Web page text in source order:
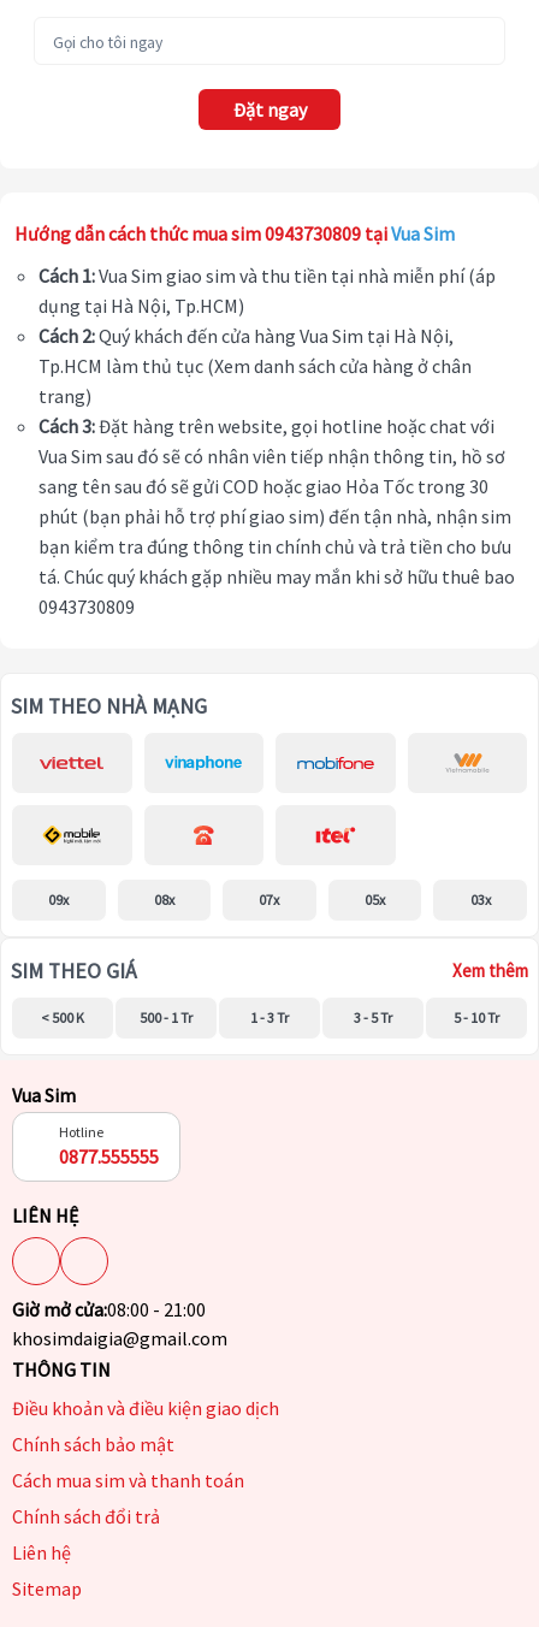
Đặt ngay
Hướng dẫn cách thức mua sim 0943730809 tạiVua Sim
Cách 1:Vua Sim giao sim và thu tiền tại nhà miễn phí (áp
dụng tại Hà Nội, Tp.HCM)
Cách 2:Quý khách đến cửa hàng Vua Sim tại Hà Nội,
Tp.HCM làm thủ tục (Xem danh sách cửa hàng ở chân
trang)
Cách 3:Đặt hàng trên website, gọi hotline hoặc chat với
Vua Sim sau đó sẽ có nhân viên tiếp nhận thông tin, hồ sơ
sang tên sau đó sẽ gửi COD hoặc giao Hỏa Tốc trong 30
phút (bạn phải hỗ trợ phí giao sim) đến tận nhà, nhận sim
bạn kiểm tra đúng thông tin chính chủ và trả tiền cho bưu
tá. Chúc quý khách gặp nhiều may mắn khi sở hữu thuê bao
0943730809
SIM THEO NHÀ MẠNG
09x 08x 07x 05x 03x
SIM THEO GIÁ Xem thêm
< 500 K 500 - 1 Tr 1 - 3 Tr 3 - 5 Tr 5 - 10 Tr
Vua Sim
Hotline
0877.555555
LIÊN HỆ
Giờ mở cửa:08:00 - 21:00
khosimdaigia@gmail.com
THÔNG TIN
Điều khoản và điều kiện giao dịch
Chính sách bảo mật
Cách mua sim và thanh toán
Chính sách đổi trả
Liên hệ
Sitemap